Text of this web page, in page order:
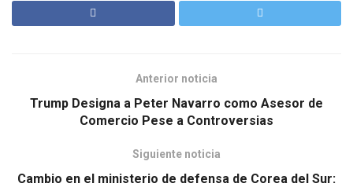
Anterior noticia
Trump Designa a Peter Navarro como Asesor de
Comercio Pese a Controversias
Siguiente noticia
Cambio en el ministerio de defensa de Corea del Sur: